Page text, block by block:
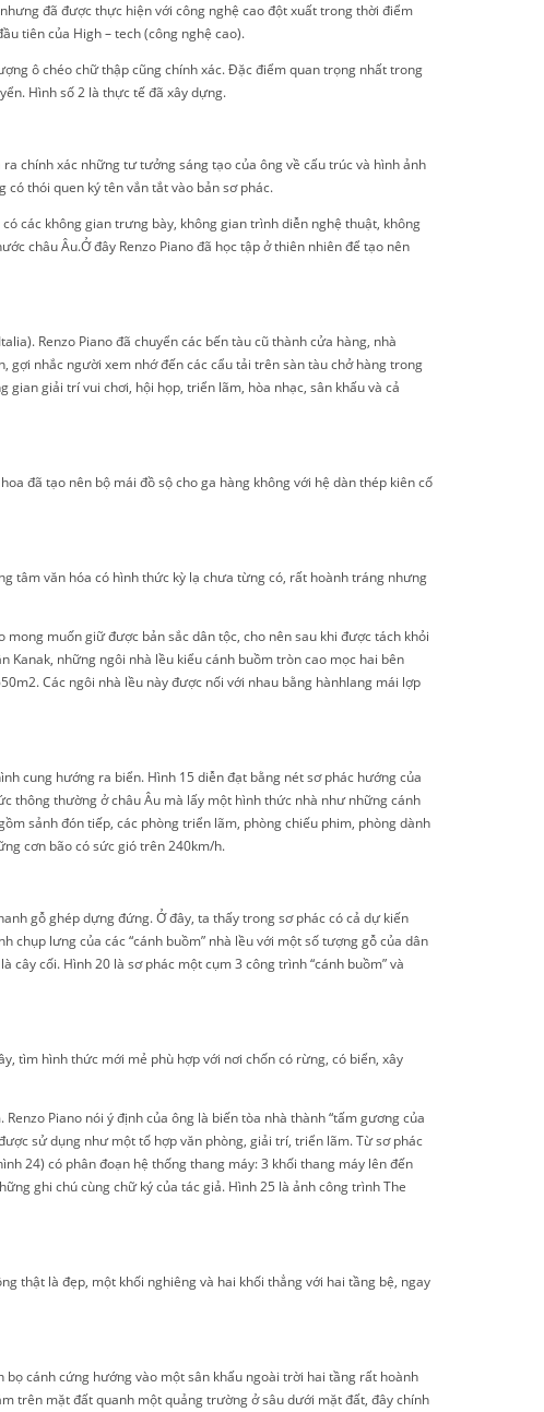
đã được thực hiện với công nghệ cao đột xuất trong thời điểm
tiên của High – tech (công nghệ cao).
ô chéo chữ thập cũng chính xác. Đặc điểm quan trọng nhất trong
Hình số 2 là thực tế đã xây dựng.
chính xác những tư tưởng sáng tạo của ông về cấu trúc và hình ảnh
thói quen ký tên vắn tắt vào bản sơ phác.
các không gian trưng bày, không gian trình diễn nghệ thuật, không
châu Âu.Ở đây Renzo Piano đã học tập ở thiên nhiên để tạo nên
Renzo Piano đã chuyển các bến tàu cũ thành cửa hàng, nhà
gợi nhắc người xem nhớ đến các cẩu tải trên sàn tàu chở hàng trong
giải trí vui chơi, hội họp, triển lãm, hòa nhạc, sân khấu và cả
đã tạo nên bộ mái đồ sộ cho ga hàng không với hệ dàn thép kiên cố
tâm văn hóa có hình thức kỳ lạ chưa từng có, rất hoành tráng nhưng
muốn giữ được bản sắc dân tộc, cho nên sau khi được tách khỏi
Kanak, những ngôi nhà lều kiểu cánh buồm tròn cao mọc hai bên
Các ngôi nhà lều này được nối với nhau bằng hànhlang mái lợp
cung hướng ra biển. Hình 15 diễn đạt bằng nét sơ phác hướng của
thông thường ở châu Âu mà lấy một hình thức nhà như những cánh
sảnh đón tiếp, các phòng triển lãm, phòng chiếu phim, phòng dành
cơn bão có sức gió trên 240km/h.
gỗ ghép dựng đứng. Ở đây, ta thấy trong sơ phác có cả dự kiến
chụp lưng của các “cánh buồm” nhà lều với một số tượng gỗ của dân
cối. Hình 20 là sơ phác một cụm 3 công trình “cánh buồm” và
tìm hình thức mới mẻ phù hợp với nơi chốn có rừng, có biển, xây
Piano nói ý định của ông là biến tòa nhà thành “tấm gương của
sử dụng như một tổ hợp văn phòng, giải trí, triển lãm. Từ sơ phác
24) có phân đoạn hệ thống thang máy: 3 khối thang máy lên đến
ghi chú cùng chữ ký của tác giả. Hình 25 là ảnh công trình The
thật là đẹp, một khối nghiêng và hai khối thẳng với hai tầng bệ, ngay
cánh cứng hướng vào một sân khấu ngoài trời hai tầng rất hoành
trên mặt đất quanh một quảng trường ở sâu dưới mặt đất, đây chính